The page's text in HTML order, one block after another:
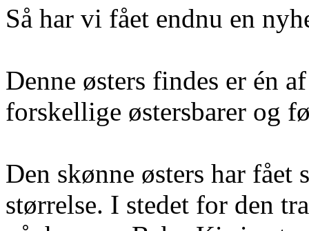
Så har vi fået endnu en
Denne østers findes er én
forskellige østersbarer og
Den skønne østers har
størrelse. I stedet for den